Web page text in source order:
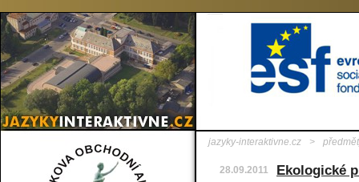
jazyky-interaktivne.cz >
28.09.2011 Ekologické